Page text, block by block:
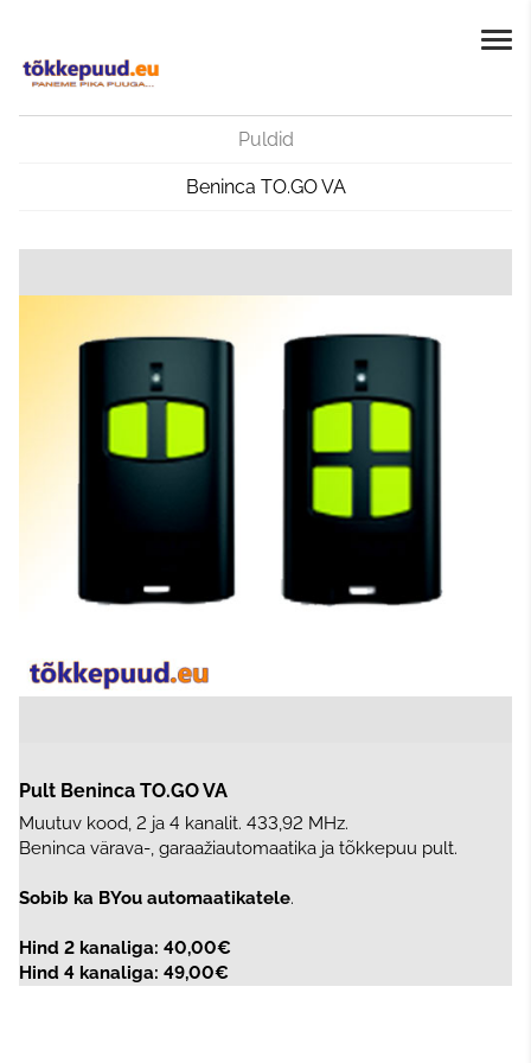
Puldid
Beninca TO.GO VA
Pult Beninca TO.GO VA
Muutuv kood, 2 ja 4 kanalit. 433,92 MHz.
Beninca värava-, garaažiautomaatika ja tõkkepuu pult.
Sobib ka BYou automaatikatele.
Hind 2 kanaliga: 40,00€
Hind 4 kanaliga: 49,00€